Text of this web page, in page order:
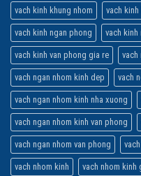
vach kinh khung nhom vach
vach kinh ngan phong vach
vach kinh van phong gia re vach
vach ngan nhom kinh dep vach
vach ngan nhom kinh nha xuong
vach ngan nhom kinh van phong
vach ngan nhom van phong
vach nhom kinh vach nhom kinh